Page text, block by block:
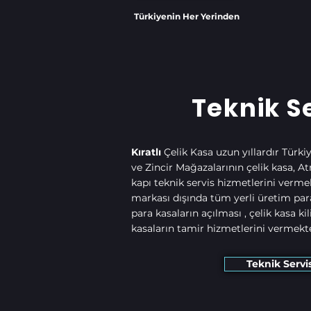
Türkiyenin Her Yerinden
Teknik
Kıratlı Çelik Kasa uzun yıllardır
ve Zincir Mağazalarının çelik kasa,
kapı teknik servis hizmetlerini
markası dışında tüm yerli üretim
para kasaların açılması , çelik kasa
kasaların tamir hizmetlerini
Teknik